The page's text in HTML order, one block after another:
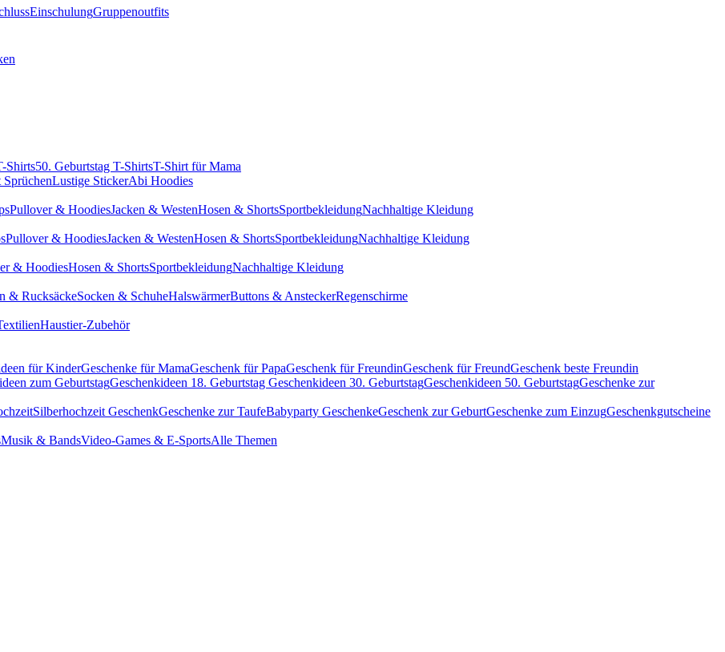
EinschulungGruppenoutfits
Shirts50. Geburtstag T-ShirtsT-Shirt für Mama
SprüchenLustige StickerAbi Hoodies
Pullover & HoodiesJacken & WestenHosen & ShortsSportbekleidungNachhaltige Kleidung
Pullover & HoodiesJacken & WestenHosen & ShortsSportbekleidungNachhaltige Kleidung
& HoodiesHosen & ShortsSportbekleidungNachhaltige Kleidung
& RucksäckeSocken & SchuheHalswärmerButtons & AnsteckerRegenschirme
Haustier-Zubehör
für KinderGeschenke für MamaGeschenk für PapaGeschenk für FreundinGeschenk für FreundGeschenk beste Freundin
zum GeburtstagGeschenkideen 18. Geburtstag Geschenkideen 30. GeburtstagGeschenkideen 50. GeburtstagGeschenke zur
Silberhochzeit GeschenkGeschenke zur TaufeBabyparty GeschenkeGeschenk zur GeburtGeschenke zum EinzugGeschenkgutscheine
Musik & BandsVideo-Games & E-SportsAlle Themen